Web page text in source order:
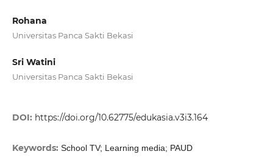
Rohana
Universitas Panca Sakti Bekasi
Sri Watini
Universitas Panca Sakti Bekasi
DOI: https://doi.org/10.62775/edukasia.v3i3.164
Keywords: School TV; Learning media; PAUD